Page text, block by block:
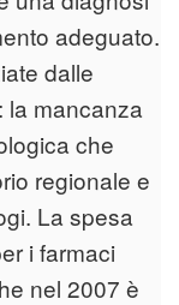
adeguato.
dalle
la mancanza
che
regionale e
La spesa
i farmaci
nel 2007 è